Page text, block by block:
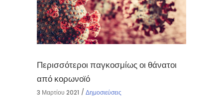
Περισσότεροι παγκοσμίως οι θάνατοι
από κορωνοϊό
3 Μαρτίου 2021 Δημοσιεύσεις